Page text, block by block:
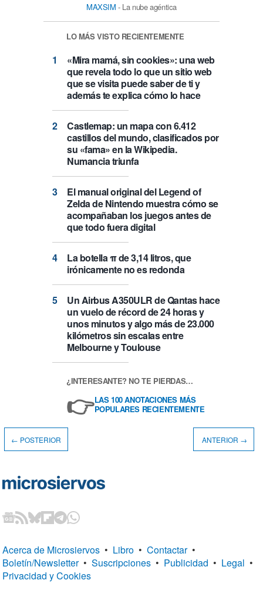
MAXSIM - La nube agéntica
LO MÁS VISTO RECIENTEMENTE
«Mira mamá, sin cookies»: una web
que revela todo lo que un sitio web
que se visita puede saber de ti y
además te explica cómo lo hace
Castlemap: un mapa con 6.412
castillos del mundo, clasificados por
su «fama» en la Wikipedia.
Numancia triunfa
El manual original del Legend of
Zelda de Nintendo muestra cómo se
acompañaban los juegos antes de
que todo fuera digital
La botella π de 3,14 litros, que
irónicamente no es redonda
Un Airbus A350ULR de Qantas hace
un vuelo de récord de 24 horas y
unos minutos y algo más de 23.000
kilómetros sin escalas entre
Melbourne y Toulouse
¿INTERESANTE? NO TE PIERDAS…
👉LAS 100 ANOTACIONES MÁS
POPULARES RECIENTEMENTE
← POSTERIOR ANTERIOR →
Acerca de Microsiervos • Libro • Contactar •
Boletín/Newsletter • Suscripciones • Publicidad • Legal •
Privacidad y Cookies